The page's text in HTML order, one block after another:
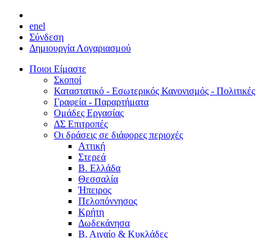
enel
Σύνδεση
Δημιουργία Λογαριασμού
Ποιοι Είμαστε
Σκοποί
Καταστατικό - Εσωτερικός Κανονισμός - Πολιτικές
Γραφεία - Παραρτήματα
Ομάδες Εργασίας
ΔΣ Επιτροπές
Οι δράσεις σε διάφορες περιοχές
Αττική
Στερεά
Β. Ελλάδα
Θεσσαλία
Ήπειρος
Πελοπόννησος
Κρήτη
Δωδεκάνησα
Β. Αιγαίο & Κυκλάδες